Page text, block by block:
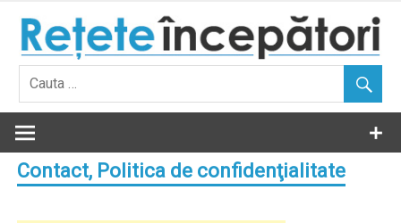
content
Contact, Politica de confidenţialitate